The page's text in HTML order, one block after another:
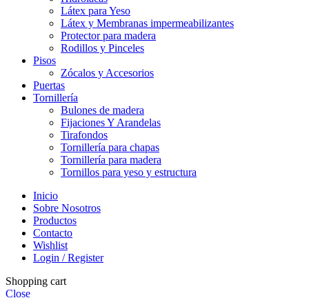
Látex para Yeso
Látex y Membranas impermeabilizantes
Protector para madera
Rodillos y Pinceles
Pisos
Zócalos y Accesorios
Puertas
Tornillería
Bulones de madera
Fijaciones Y Arandelas
Tirafondos
Tornillería para chapas
Tornillería para madera
Tornillos para yeso y estructura
Inicio
Sobre Nosotros
Productos
Contacto
Wishlist
Login / Register
Shopping cart
Close